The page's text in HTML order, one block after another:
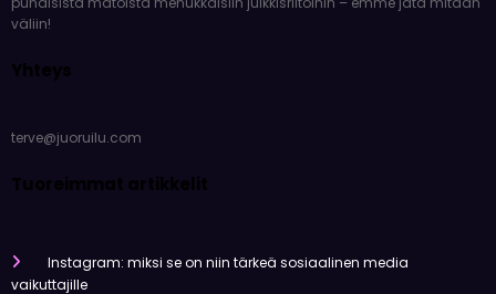
väliin!
Yhteys
terve@juoruilu.com
Tuoreimmat artikkelit
Instagram: miksi se on niin tärkeä sosiaalinen media
vaikuttajille